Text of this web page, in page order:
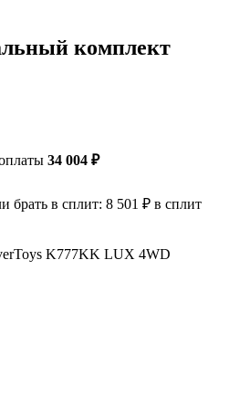
комплект
34 004 ₽
брать в сплит: 8 501 ₽ в сплит
K777KK LUX 4WD